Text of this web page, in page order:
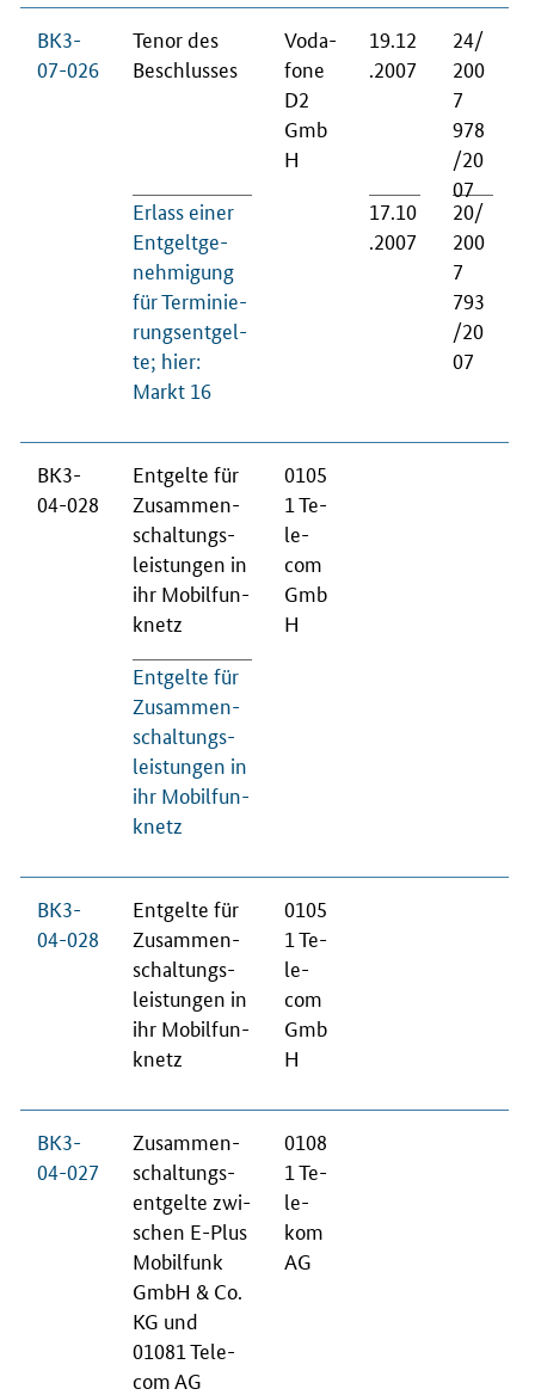
BK3-
07-026
Te­nor des
Be­schlus­ses
Er­lass ei­ner
Ent­gelt­ge­
neh­mi­gung
für Ter­mi­nie­
rungs­ent­gel­
te; hier:
Markt 16
Vo­da­
fo­ne
D2
Gmb
H
19.12
.2007
17.10
.2007
24/
200
7
978
/20
07
20/
200
7
793
/20
07
BK3-
04-028
Ent­gel­te für
Zu­sam­men­
schal­tungs­
leis­tun­gen in
ihr Mo­bil­fun­
knetz
Ent­gel­te für
Zu­sam­men­
schal­tungs­
leis­tun­gen in
ihr Mo­bil­fun­
knetz
0105
1 Te­
le­
com
Gmb
H
BK3-
04-028
Ent­gel­te für
Zu­sam­men­
schal­tungs­
leis­tun­gen in
ihr Mo­bil­fun­
knetz
0105
1 Te­
le­
com
Gmb
H
BK3-
04-027
Zu­sam­men­
schal­tungs­
ent­gel­te zwi­
schen E-Plus
Mo­bil­funk
GmbH & Co.
KG und
01081 Te­le­
com AG
0108
1 Te­
le­
kom
AG